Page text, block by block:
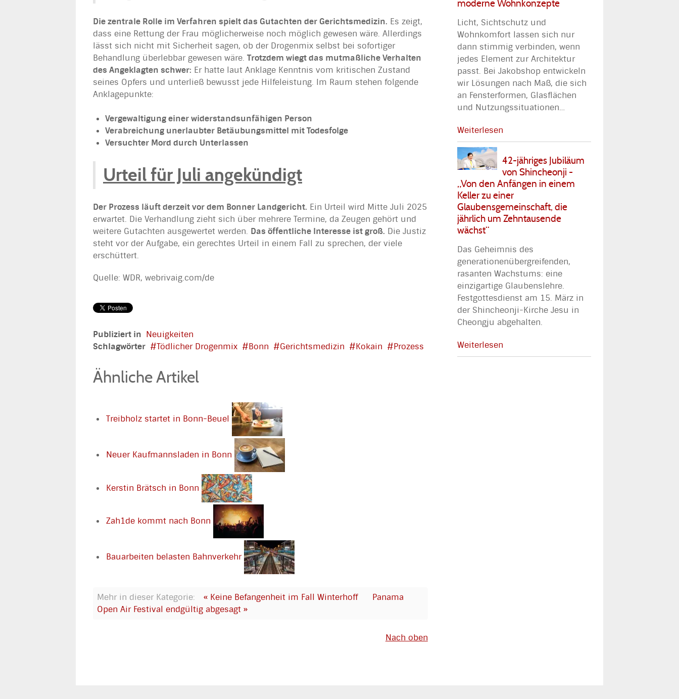
Die zentrale Rolle im Verfahren spielt das Gutachten der Gerichtsmedizin. Es zeigt,
dass eine Rettung der Frau möglicherweise noch möglich gewesen wäre. Allerdings
lässt sich nicht mit Sicherheit sagen, ob der Drogenmix selbst bei sofortiger
Behandlung überlebbar gewesen wäre. Trotzdem wiegt das mutmaßliche Verhalten
des Angeklagten schwer: Er hatte laut Anklage Kenntnis vom kritischen Zustand
seines Opfers und unterließ bewusst jede Hilfeleistung. Im Raum stehen folgende
Anklagepunkte:
Vergewaltigung einer widerstandsunfähigen Person
Verabreichung unerlaubter Betäubungsmittel mit Todesfolge
Versuchter Mord durch Unterlassen
Urteil für Juli angekündigt
Der Prozess läuft derzeit vor dem Bonner Landgericht. Ein Urteil wird Mitte Juli 2025
erwartet. Die Verhandlung zieht sich über mehrere Termine, da Zeugen gehört und
weitere Gutachten ausgewertet werden. Das öffentliche Interesse ist groß. Die Justiz
steht vor der Aufgabe, ein gerechtes Urteil in einem Fall zu sprechen, der viele
erschüttert.
Quelle: WDR, webrivaig.com/de
Publiziert in Neuigkeiten
Schlagwörter
Tödlicher Drogenmix Bonn Gerichtsmedizin Kokain Prozess
Ähnliche Artikel
Treibholz startet in Bonn-Beuel
Neuer Kaufmannsladen in Bonn
Kerstin Brätsch in Bonn
Zah1de kommt nach Bonn
Bauarbeiten belasten Bahnverkehr
Mehr in dieser Kategorie: « Keine Befangenheit im Fall Winterhoff
Panama
Open Air Festival endgültig abgesagt »
Nach oben
moderne Wohnkonzepte
Licht, Sichtschutz und
Wohnkomfort lassen sich nur
dann stimmig verbinden, wenn
jedes Element zur Architektur
passt. Bei Jakobshop entwickeln
wir Lösungen nach Maß, die sich
an Fensterformen, Glasflächen
und Nutzungssituationen…
Weiterlesen
42-jähriges Jubiläum
von Shincheonji -
„Von den Anfängen in einem
Keller zu einer
Glaubensgemeinschaft, die
jährlich um Zehntausende
wächst“
Das Geheimnis des
generationenübergreifenden,
rasanten Wachstums: eine
einzigartige Glaubenslehre.
Festgottesdienst am 15. März in
der Shincheonji-Kirche Jesu in
Cheongju abgehalten.
Weiterlesen